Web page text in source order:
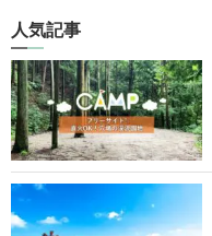
人気記事